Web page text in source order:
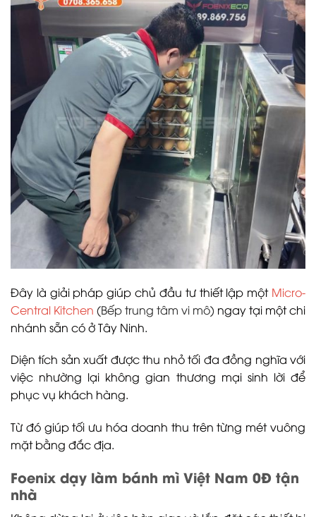
Đây là giải pháp giúp chủ đầu tư thiết lập một Micro-
Central Kitchen (Bếp trung tâm vi mô) ngay tại một chi
nhánh sẵn có ở Tây Ninh.
Diện tích sản xuất được thu nhỏ tối đa đồng nghĩa với
việc nhường lại không gian thương mại sinh lời để
phục vụ khách hàng.
Từ đó giúp tối ưu hóa doanh thu trên từng mét vuông
mặt bằng đắc địa.
Foenix dạy làm bánh mì Việt Nam 0Đ tận
nhà